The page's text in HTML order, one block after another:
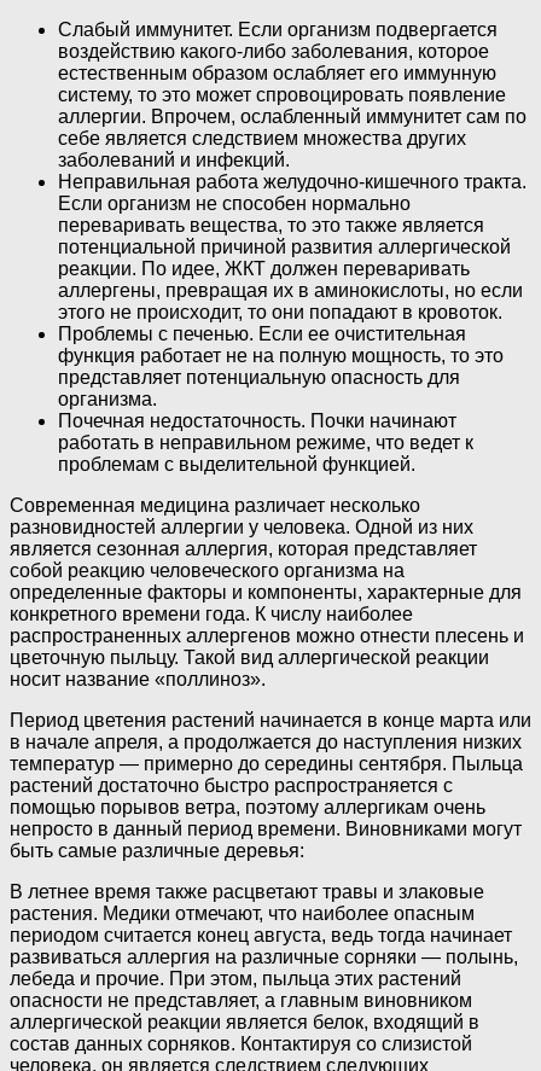
Слабый иммунитет. Если организм подвергается
воздействию какого-либо заболевания, которое
естественным образом ослабляет его иммунную
систему, то это может спровоцировать появление
аллергии. Впрочем, ослабленный иммунитет сам по
себе является следствием множества других
заболеваний и инфекций.
Неправильная работа желудочно-кишечного тракта.
Если организм не способен нормально
переваривать вещества, то это также является
потенциальной причиной развития аллергической
реакции. По идее, ЖКТ должен переваривать
аллергены, превращая их в аминокислоты, но если
этого не происходит, то они попадают в кровоток.
Проблемы с печенью. Если ее очистительная
функция работает не на полную мощность, то это
представляет потенциальную опасность для
организма.
Почечная недостаточность. Почки начинают
работать в неправильном режиме, что ведет к
проблемам с выделительной функцией.
Современная медицина различает несколько
разновидностей аллергии у человека. Одной из них
является сезонная аллергия, которая представляет
собой реакцию человеческого организма на
определенные факторы и компоненты, характерные для
конкретного времени года. К числу наиболее
распространенных аллергенов можно отнести плесень и
цветочную пыльцу. Такой вид аллергической реакции
носит название «поллиноз».
Период цветения растений начинается в конце марта или
в начале апреля, а продолжается до наступления низких
температур — примерно до середины сентября. Пыльца
растений достаточно быстро распространяется с
помощью порывов ветра, поэтому аллергикам очень
непросто в данный период времени. Виновниками могут
быть самые различные деревья:
В летнее время также расцветают травы и злаковые
растения. Медики отмечают, что наиболее опасным
периодом считается конец августа, ведь тогда начинает
развиваться аллергия на различные сорняки — полынь,
лебеда и прочие. При этом, пыльца этих растений
опасности не представляет, а главным виновником
аллергической реакции является белок, входящий в
состав данных сорняков. Контактируя со слизистой
человека, он является следствием следующих